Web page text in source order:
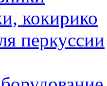
кокирико
перкуссии